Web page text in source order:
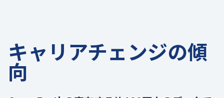
キャリアチェンジの傾
向